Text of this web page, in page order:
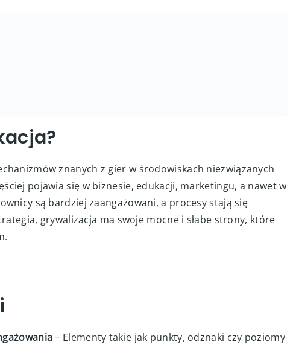
znanych z gier w środowiskach niezwiązanych
pojawia się w biznesie, edukacji, marketingu, a nawet w
są bardziej zaangażowani, a procesy stają się
grywalizacja ma swoje mocne i słabe strony, które